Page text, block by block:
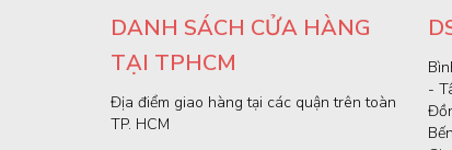
DANH SÁCH CỬA HÀNG
TẠI TPHCM
Địa điểm giao hàng tại các quận trên toàn
TP. HCM
-